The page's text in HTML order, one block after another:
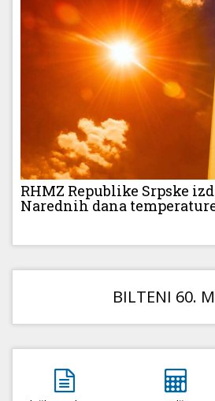
RHMZ Republike Srpske
Narednih dana
BILTENI 60.